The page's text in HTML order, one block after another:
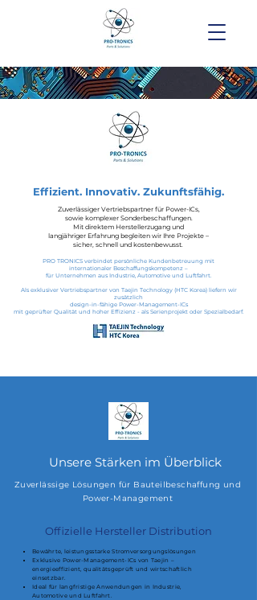
Effizient. Innovativ. Zukunftsfähig.
Zuverlässiger Vertriebspartner für Power-ICs,
sowie komplexer Sonderbeschaffungen.
Mit direktem Herstellerzugang und
langjähriger Erfahrung begleiten wir Ihre Projekte –
sicher, schnell und kostenbewusst.
PRO TRONICS verbindet persönliche Kundenbetreuung mit
internationaler Beschaffungskompetenz –
für Unternehmen aus Industrie, Automotive und Luftfahrt.
Als exklusiver Vertriebspartner von Taejin Technology (HTC Korea) liefern wir
zusätzlich
design-in-fähige Power-Management-ICs
mit geprüfter Qualität und hoher Effizienz - als Serienprojekt oder Spezialbedarf.
Unsere Stärken im Überblick
Zuverlässige Lösungen für Bauteilbeschaffung und
Power-Management
Offizielle Hersteller Distribution
Bewährte, leistungsstarke Stromversorgungslösungen
Exklusive Power-Management-ICs von Taejin –
energieeffizient, qualitätsgeprüft und wirtschaftlich
einsetzbar.
Ideal für langfristige Anwendungen in Industrie,
Automotive und Luftfahrt.